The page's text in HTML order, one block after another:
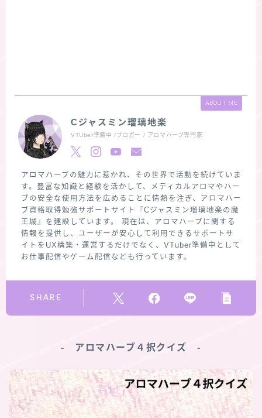
ABOUT ME
Cジャスミン瑠璃地楽
VTUber準備中 /ブロガー / アロマハーブ専門家
アロマハーブの魅力に惹かれ、その世界で活動を続けていま
す。豊富な知識と経験を活かして、メディカルアロマやハー
ブの安全な使用方法を広めることに情熱を注ぎ、アロマハー
ブ資格取得勉強サポートサイト『Cジャスミン瑠璃地楽の魔
王城』を建設しています。 現在は、アロマハーブに関する
情報を提供し、ユーザーが安心して利用できるサポートサ
イトをUX構築・運営するだけでなく、VTuber準備中として
お仕事配信やゲーム配信なども行っています。
SHARE
‐ アロマハーブ４択クイズ ‐